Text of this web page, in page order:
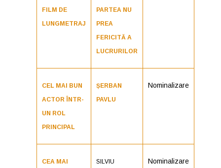
FILM DE
LUNGMETRAJ
PARTEA NU
PREA
FERICITĂ A
LUCRURILOR
CEL MAI BUN
ACTOR ÎNTR-
UN ROL
PRINCIPAL
ȘERBAN
PAVLU
Nominalizare
CEA MAI
SILVIU
Nominalizare